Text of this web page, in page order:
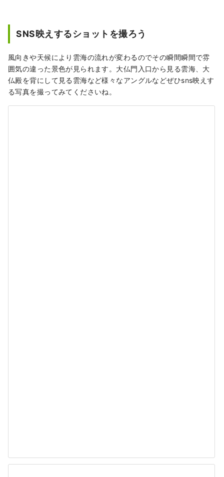
SNS映えするショットを撮ろう
風向きや天候により雲海の流れが変わるのでその瞬間瞬間で雰
囲気の違った景色が見られます。大仏門入口から見る雲海、大
仏殿を背にして見る雲海など様々なアングルなどぜひsns映えす
る写真を撮ってみてくださいね。